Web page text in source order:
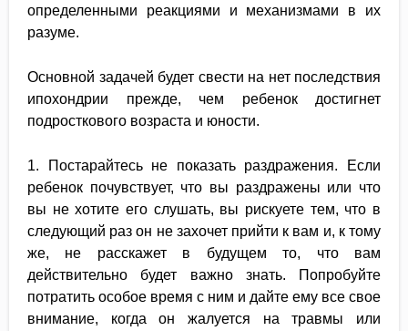
определенными реакциями и механизмами в их
разуме.
Основной задачей будет свести на нет последствия
ипохондрии прежде, чем ребенок достигнет
подросткового возраста и юности.
1. Постарайтесь не показать раздражения. Если
ребенок почувствует, что вы раздражены или что
вы не хотите его слушать, вы рискуете тем, что в
следующий раз он не захочет прийти к вам и, к тому
же, не расскажет в будущем то, что вам
действительно будет важно знать. Попробуйте
потратить особое время с ним и дайте ему все свое
внимание, когда он жалуется на травмы или